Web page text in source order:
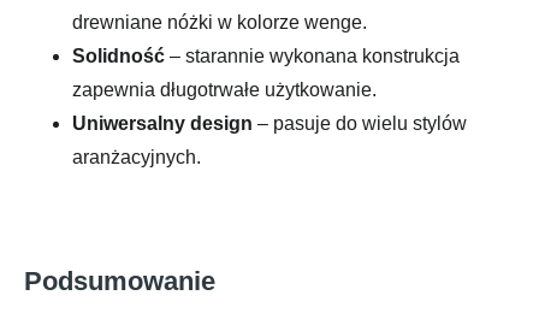
drewniane nóżki w kolorze wenge.
Solidność – starannie wykonana konstrukcja
zapewnia długotrwałe użytkowanie.
Uniwersalny design – pasuje do wielu stylów
aranżacyjnych.
Podsumowanie